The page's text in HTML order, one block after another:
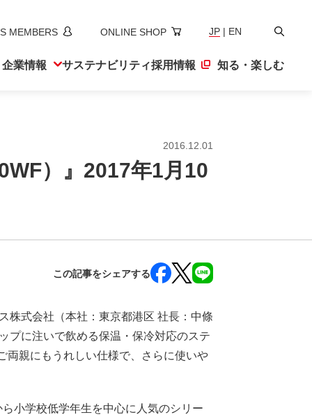
MEMBERS ONLINE SHOP JP | EN
検
企業情報 サステナビリティ採用情報 知る・楽しむ
2016.12.01
）』2017年1月10
この記事をシェアする
株式会社（本社：東京都港区 社長：中條
プに注いで飲める保温・保冷対応のステ
両親にもうれしい仕様で、さらに使いや
小学校低学年生を中心に人気のシリー